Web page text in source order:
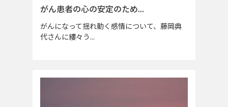
がん患者の心の安定のため...
がんになって揺れ動く感情について、藤岡典
代さんに縷々う...